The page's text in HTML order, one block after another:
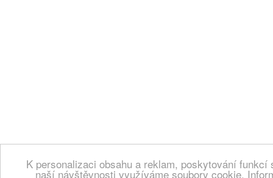
K personalizaci obsahu a reklam, poskytování
naší návštěvnosti využíváme soubory cookie.